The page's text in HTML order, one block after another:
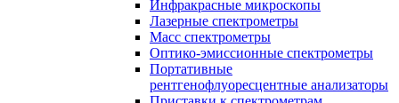
Аналитическое оборудование
Назад
Аналитическое оборудование
Спектрометры
Назад
Спектрометры